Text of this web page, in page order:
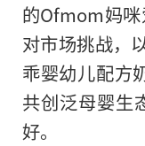
的Ofmom妈
对市场挑战，
乖婴幼儿配方
共创泛母婴生
好。